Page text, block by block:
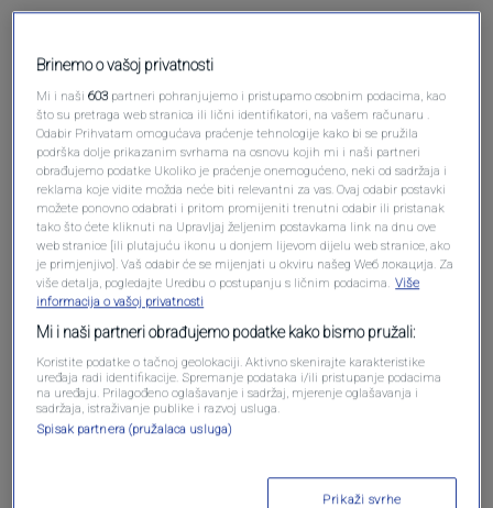
Oglas
Oglas
Brinemo o vašoj privatnosti
Mi i naši603 partneri pohranjujemo i pristupamo osobnim podacima, kao
što su pretraga web stranica ili lični identifikatori, na vašem računaru .
Odabir Prihvatam omogućava praćenje tehnologije kako bi se pružila
podrška dolje prikazanim svrhama na osnovu kojih mi i naši partneri
obrađujemo podatke Ukoliko je praćenje onemogućeno, neki od sadržaja i
reklama koje vidite možda neće biti relevantni za vas. Ovaj odabir postavki
možete ponovno odabrati i pritom promijeniti trenutni odabir ili pristanak
tako što ćete kliknuti na Upravljaj željenim postavkama link na dnu ove
web stranice [ili plutajuću ikonu u donjem lijevom dijelu web stranice, ako
je primjenjivo]. Vaš odabir će se mijenjati u okviru našeg Wеб локација. Za
više detalja, pogledajte Uredbu o postupanju s ličnim podacima. Više
informacija o vašoj privatnosti
Mi i naši partneri obrađujemo podatke kako bismo pružali:
Koristite podatke o tačnoj geolokaciji. Aktivno skenirajte karakteristike
uređaja radi identifikacije. Spremanje podataka i/ili pristupanje podacima
na uređaju. Prilagođeno oglašavanje i sadržaj, mjerenje oglašavanja i
sadržaja, istraživanje publike i razvoj usluga.
Spisak partnera (pružalaca usluga)
Prikaži svrhe